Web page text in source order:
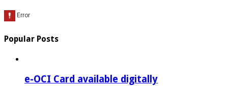
Popular Posts
e-OCI Card available digitally